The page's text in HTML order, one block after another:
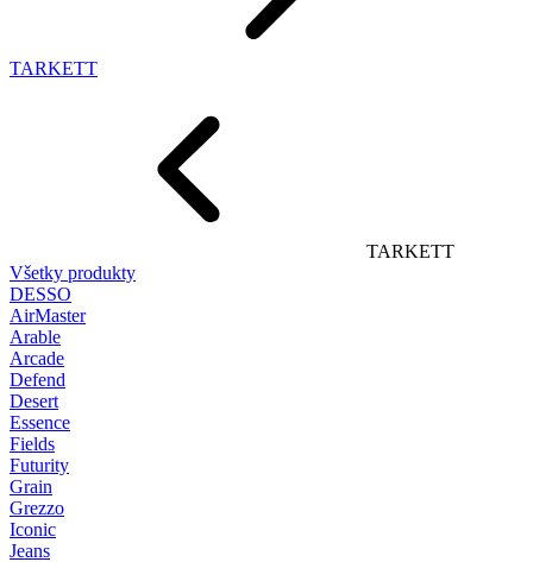
TARKETT
TARKETT
Všetky produkty
DESSO
AirMaster
Arable
Arcade
Defend
Desert
Essence
Fields
Futurity
Grain
Grezzo
Iconic
Jeans